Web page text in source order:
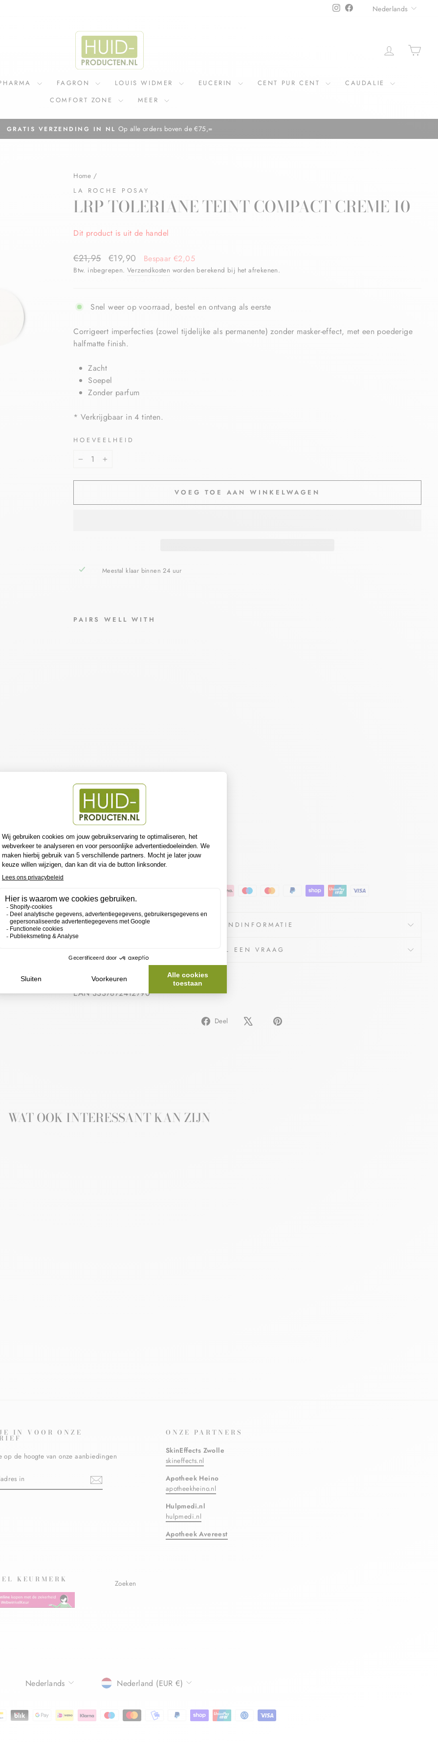
InstagramFacebookTAAL
Nederlands
FAGRON LOUIS WIDMER EUCERIN CENT PUR CENT
CAUDALIE
COMFORT ZONE
MEER
Diavoorstelling
GRATIS VERZENDING IN NL Op alle orders boven de €75,=
Home /
LA ROCHE POSAY
LRP TOLERIANE TEINT COMPACT CREME 10
Dit product is uit de handel
€21,95 €19,90 Bespaar €2,05
Btw. inbegrepen. Verzendkosten worden berekend bij het afrekenen.
Snel weer op voorraad, bestel en ontvang als eerste
Corrigeert imperfecties (zowel tijdelijke als permanente) zonder masker-effect, met een poederige
halfmatte finish.
Zacht
Soepel
Zonder parfum
* Verkrijgbaar in 4 tinten.
HOEVEELHEID
+
VOEG TOE AAN WINKELWAGEN
Meestal klaar binnen 24 uur
PAIRS WELL WITH
Aanbieding
10
ROCHE
POSAY
€19,90
Bespaar €2,05
VERZENDINFORMATIE
STEL EEN VRAAG
SKU 16284992
EAN 3337872412790
Deel
Delen
WAT OOK INTERESSANT KAN ZIJN
IN VOOR ONZE
op de hoogte van onze aanbiedingen
ONZE PARTNERS
SkinEffects Zwolle
skineffects.nl
Apotheek Heino
apotheekheino.nl
Hulpmedi.nl
hulpmedi.nl
Apotheek Avereest
KEURMERK Zoeken
TAAL
Nederlands Nederland (EUR €)